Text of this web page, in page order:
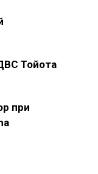
Тойота
при